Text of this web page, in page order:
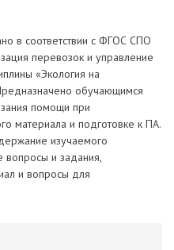
в соответствии с ФГОС СПО
перевозок и управление
«Экология на
обучающимся
помощи при
материала и подготовке к ПА.
изучаемого
и задания,
и вопросы для